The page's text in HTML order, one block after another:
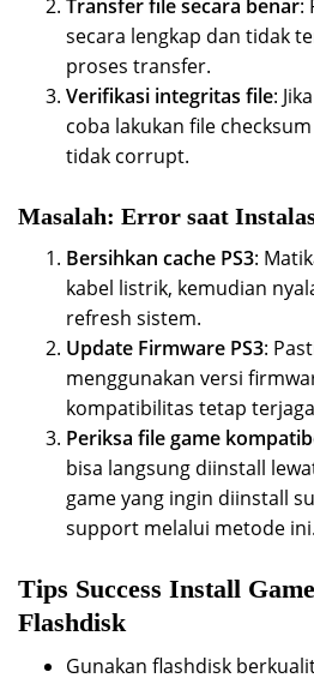
Transfer file secara benar:
secara lengkap dan tidak
proses transfer.
Verifikasi integritas file:
coba lakukan file
tidak corrupt.
Masalah: Error saat
Bersihkan cache PS3:
kabel listrik, kemudian
refresh sistem.
Update Firmware PS3:
menggunakan versi
kompatibilitas tetap
Periksa file game
bisa langsung diinstall
game yang ingin diinstall
support melalui metode ini.
Tips Success Install
Flashdisk
Gunakan flashdisk